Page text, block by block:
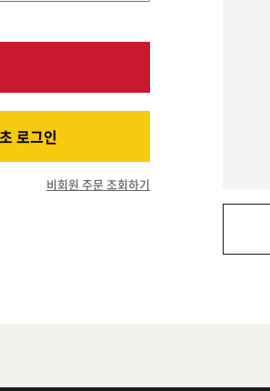
로그인
비회원 주문 조회하기